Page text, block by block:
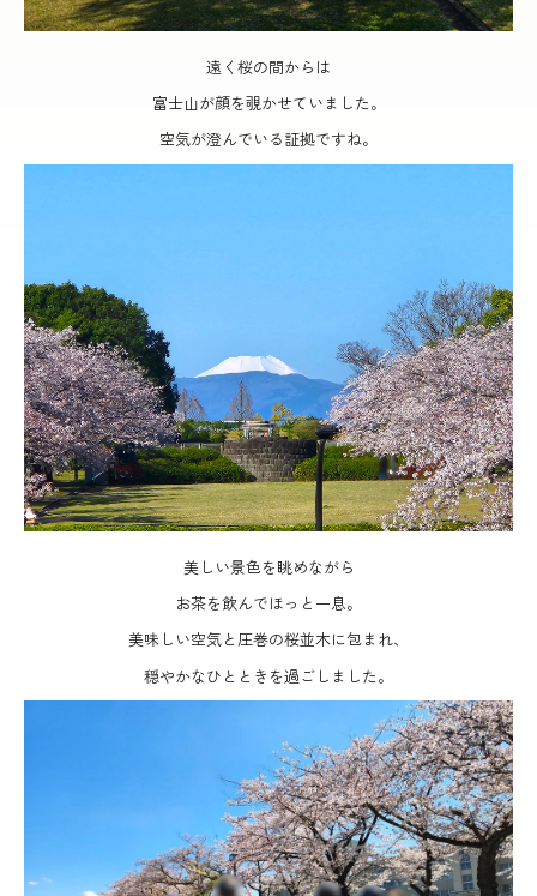
遠く桜の間からは
富士山が顔を覗かせていました。
空気が澄んでいる証拠ですね。
美しい景色を眺めながら
お茶を飲んでほっと一息。
美味しい空気と圧巻の桜並木に包まれ、
穏やかなひとときを過ごしました。